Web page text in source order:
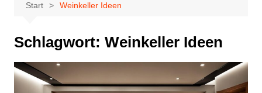
Start Weinkeller Ideen
Schlagwort: Weinkeller Ideen